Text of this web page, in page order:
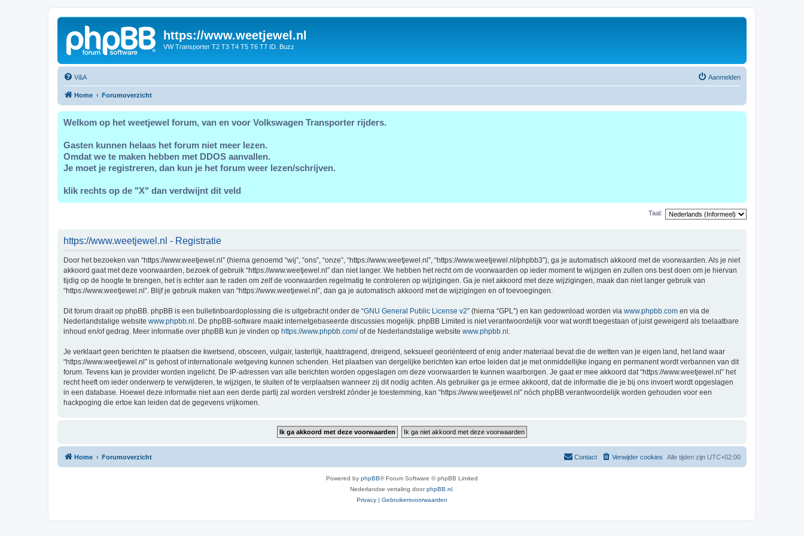
https://www.weetjewel.nl
VW Transporter T2 T3 T4 T5 T6 T7 ID. Buzz
V&A Aanmelden
Home Forumoverzicht
Welkom op het weetjewel forum, van en voor Volkswagen Transporter rijders.
Gasten kunnen helaas het forum niet meer lezen.
Omdat we te maken hebben met DDOS aanvallen.
Je moet je registreren, dan kun je het forum weer lezen/schrijven.
klik rechts op de "X" dan verdwijnt dit veld
Taal:
https://www.weetjewel.nl - Registratie
Door het bezoeken van “https://www.weetjewel.nl” (hierna genoemd “wij”, “ons”, “onze”, “https://www.weetjewel.nl”, “https://www.weetjewel.nl/phpbb3”), ga je automatisch akkoord met de voorwaarden. Als je niet
akkoord gaat met deze voorwaarden, bezoek of gebruik “https://www.weetjewel.nl” dan niet langer. We hebben het recht om de voorwaarden op ieder moment te wijzigen en zullen ons best doen om je hiervan
tijdig op de hoogte te brengen, het is echter aan te raden om zelf de voorwaarden regelmatig te controleren op wijzigingen. Ga je niet akkoord met deze wijzigingen, maak dan niet langer gebruik van
“https://www.weetjewel.nl”. Blijf je gebruik maken van “https://www.weetjewel.nl”, dan ga je automatisch akkoord met de wijzigingen en of toevoegingen.
Dit forum draait op phpBB. phpBB is een bulletinboardoplossing die is uitgebracht onder de “GNU General Public License v2” (hierna “GPL”) en kan gedownload worden via www.phpbb.com en via de
Nederlandstalige website www.phpbb.nl . De phpBB-software maakt internetgebaseerde discussies mogelijk. phpBB Limited is niet verantwoordelijk voor wat wordt toegestaan of juist geweigerd als toelaatbare
inhoud en/of gedrag. Meer informatie over phpBB kun je vinden op https://www.phpbb.com/of de Nederlandstalige website www.phpbb.nl .
Je verklaart geen berichten te plaatsen die kwetsend, obsceen, vulgair, lasterlijk, haatdragend, dreigend, seksueel georiënteerd of enig ander materiaal bevat die de wetten van je eigen land, het land waar
“https://www.weetjewel.nl” is gehost of internationale wetgeving kunnen schenden. Het plaatsen van dergelijke berichten kan ertoe leiden dat je met onmiddellijke ingang en permanent wordt verbannen van dit
forum. Tevens kan je provider worden ingelicht. De IP-adressen van alle berichten worden opgeslagen om deze voorwaarden te kunnen waarborgen. Je gaat er mee akkoord dat “https://www.weetjewel.nl” het
recht heeft om ieder onderwerp te verwijderen, te wijzigen, te sluiten of te verplaatsen wanneer zij dit nodig achten. Als gebruiker ga je ermee akkoord, dat de informatie die je bij ons invoert wordt opgeslagen
in een database. Hoewel deze informatie niet aan een derde partij zal worden verstrekt zónder je toestemming, kan “https://www.weetjewel.nl” nóch phpBB verantwoordelijk worden gehouden voor een
hackpoging die ertoe kan leiden dat de gegevens vrijkomen.
Home Forumoverzicht Alle tijden zijn UTC+02:00
Verwijder cookies
Contact
Powered by phpBB® Forum Software © phpBB Limited
Nederlandse vertaling doorphpBB.nl
Privacy | Gebruikersvoorwaarden